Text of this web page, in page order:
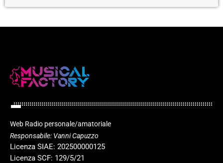
Web Radio personale/amatoriale
Responsabile: Vanni Capuzzo
Licenza SIAE: 202500000125
Licenza SCF: 129/5/21